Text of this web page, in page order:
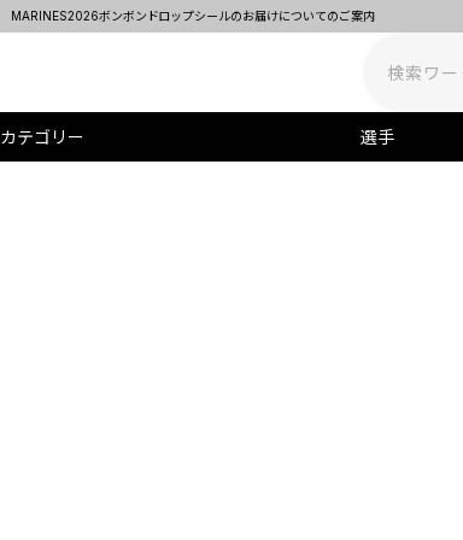
MARINES2026ボンボンドロップシールのお届けについてのご案内
カテゴリー 選手